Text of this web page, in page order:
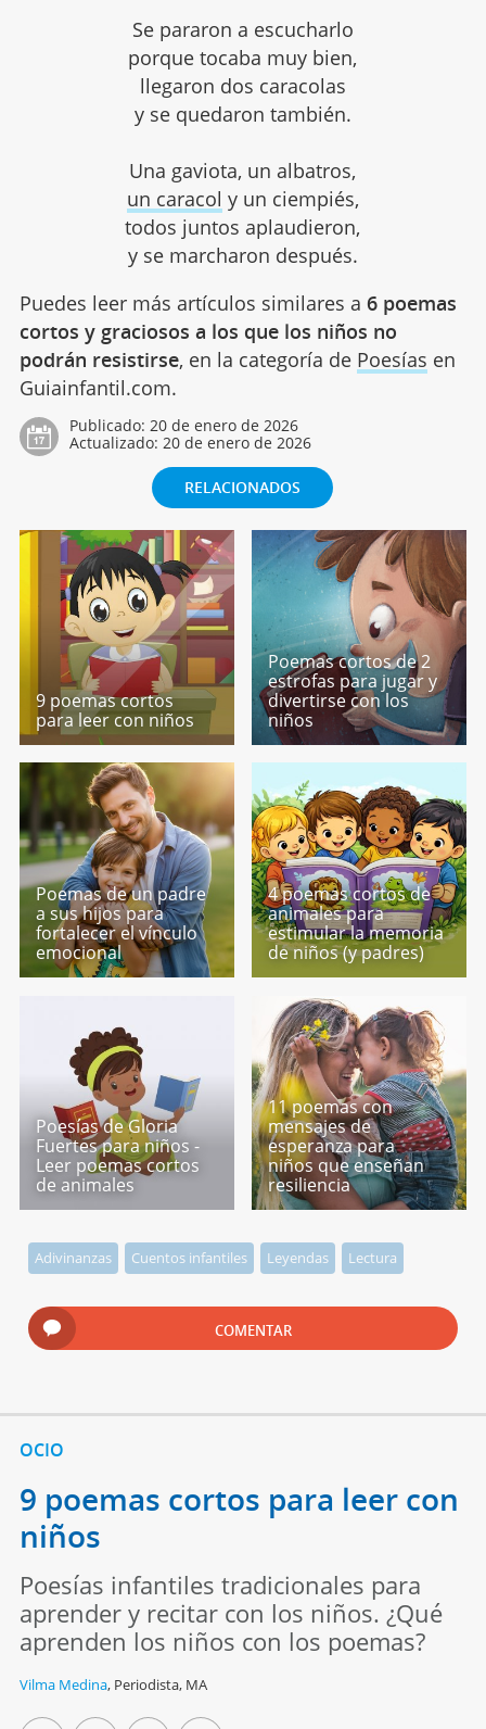
Se pararon a escucharlo
porque tocaba muy bien,
llegaron dos caracolas
y se quedaron también.
Una gaviota, un albatros,
un caracol y un ciempiés,
todos juntos aplaudieron,
y se marcharon después.
Puedes leer más artículos similares a 6 poemas
cortos y graciosos a los que los niños no
podrán resistirse, en la categoría de Poesías en
Guiainfantil.com.
Publicado: 20 de enero de 2026
Actualizado: 20 de enero de 2026
RELACIONADOS
9 poemas cortos
para leer con niños
Poemas cortos de 2
estrofas para jugar y
divertirse con los
niños
Poemas de un padre
a sus hijos para
fortalecer el vínculo
emocional
4 poemas cortos de
animales para
estimular la memoria
de niños (y padres)
Poesías de Gloria
Fuertes para niños -
Leer poemas cortos
de animales
11 poemas con
mensajes de
esperanza para
niños que enseñan
resiliencia
Adivinanzas Cuentos infantiles Leyendas Lectura
COMENTAR
OCIO
9 poemas cortos para leer con
niños
Poesías infantiles tradicionales para
aprender y recitar con los niños. ¿Qué
aprenden los niños con los poemas?
Vilma Medina, Periodista, MA